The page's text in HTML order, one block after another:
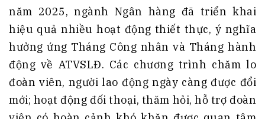
năm 2025, ngành Ngân hàng đã triển khai
hiệu quả nhiều hoạt động thiết thực, ý nghĩa
hưởng ứng Tháng Công nhân và Tháng hành
động về ATVSLĐ. Các chương trình chăm lo
đoàn viên, người lao động ngày càng được đổi
mới; hoạt động đối thoại, thăm hỏi, hỗ trợ đoàn